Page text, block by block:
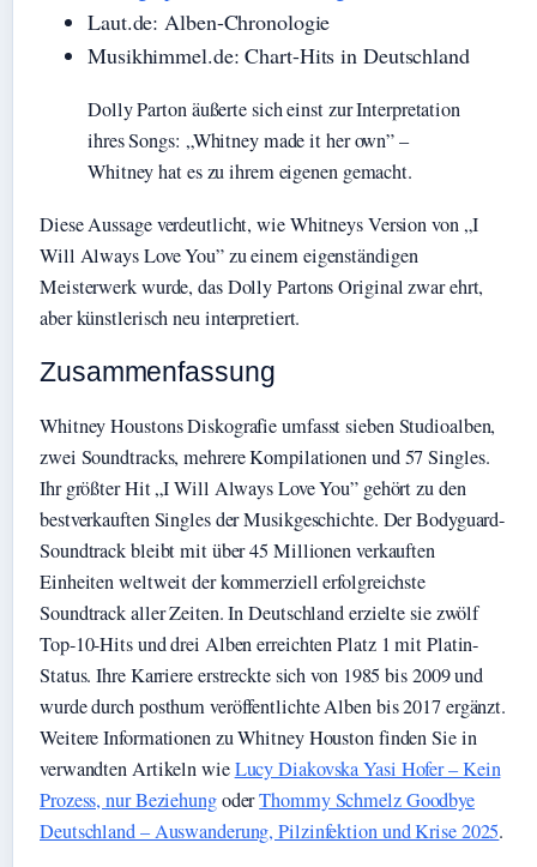
Laut.de: Alben-Chronologie
Musikhimmel.de: Chart-Hits in Deutschland
Dolly Parton äußerte sich einst zur Interpretation
ihres Songs: „Whitney made it her own” –
Whitney hat es zu ihrem eigenen gemacht.
Diese Aussage verdeutlicht, wie Whitneys Version von „I
Will Always Love You” zu einem eigenständigen
Meisterwerk wurde, das Dolly Partons Original zwar ehrt,
aber künstlerisch neu interpretiert.
Zusammenfassung
Whitney Houstons Diskografie umfasst sieben Studioalben,
zwei Soundtracks, mehrere Kompilationen und 57 Singles.
Ihr größter Hit „I Will Always Love You” gehört zu den
bestverkauften Singles der Musikgeschichte. Der Bodyguard-
Soundtrack bleibt mit über 45 Millionen verkauften
Einheiten weltweit der kommerziell erfolgreichste
Soundtrack aller Zeiten. In Deutschland erzielte sie zwölf
Top-10-Hits und drei Alben erreichten Platz 1 mit Platin-
Status. Ihre Karriere erstreckte sich von 1985 bis 2009 und
wurde durch posthum veröffentlichte Alben bis 2017 ergänzt.
Weitere Informationen zu Whitney Houston finden Sie in
verwandten Artikeln wieLucy Diakovska Yasi Hofer – Kein
Prozess, nur BeziehungoderThommy Schmelz Goodbye
Deutschland – Auswanderung, Pilzinfektion und Krise 2025.